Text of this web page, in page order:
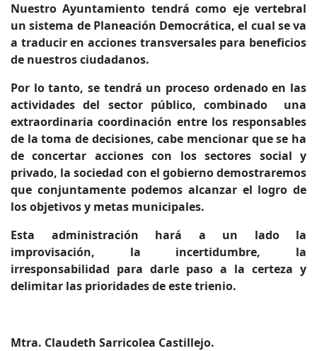
Nuestro Ayuntamiento tendrá como eje vertebral
un sistema de Planeación Democrática, el cual se va
a traducir en acciones transversales para beneficios
de nuestros ciudadanos.
Por lo tanto, se tendrá un proceso ordenado en las
actividades del sector público, combinado una
extraordinaria coordinación entre los responsables
de la toma de decisiones, cabe mencionar que se ha
de concertar acciones con los sectores social y
privado, la sociedad con el gobierno demostraremos
que conjuntamente podemos alcanzar el logro de
los objetivos y metas municipales.
Esta administración hará a un lado la
improvisación, la incertidumbre, la
irresponsabilidad para darle paso a la certeza y
delimitar las prioridades de este trienio.
Mtra. Claudeth Sarricolea Castillejo.